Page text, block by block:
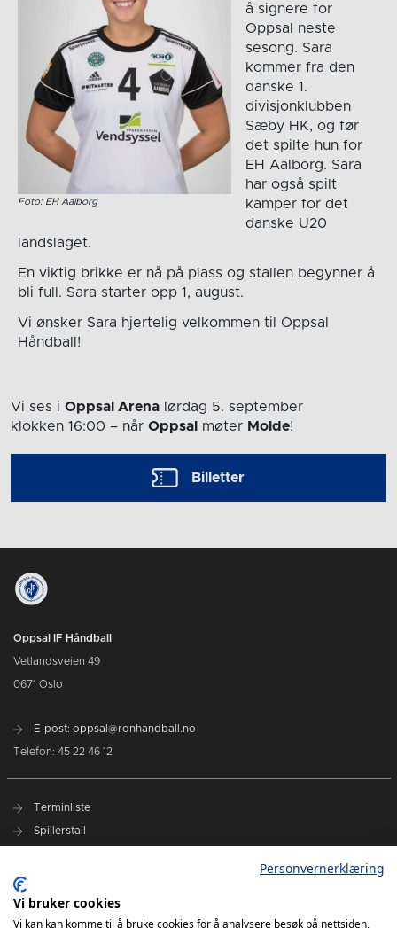
Foto: EH Aalborg
å signere for
Oppsal neste
sesong. Sara
kommer fra den
danske 1.
divisjonklubben
Sæby HK, og før
det spilte hun for
EH Aalborg. Sara
har også spilt
kamper for det
danske U20
landslaget.
En viktig brikke er nå på plass og stallen begynner å
bli full. Sara starter opp 1, august.
Vi ønsker Sara hjertelig velkommen til Oppsal
Håndball!
Vi ses i Oppsal Arena lørdag 5. september
klokken 16:00 – når Oppsal møter Molde!
Billetter
Oppsal IF Håndball
Vetlandsveien 49
0671 Oslo
E-post: oppsal@ronhandball.no
Telefon: 45 22 46 12
Terminliste
Spillerstall
Målklubben
Personvernerklæring
Vi bruker cookies
Vi kan kan komme til å bruke cookies for å analysere besøk på nettsiden,